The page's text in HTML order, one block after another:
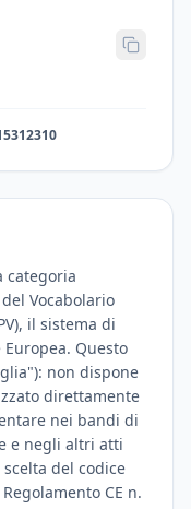
categoria
Vocabolario
il sistema di
Questo
non dispone
direttamente
nei bandi di
e negli altri atti
del codice
CE n.